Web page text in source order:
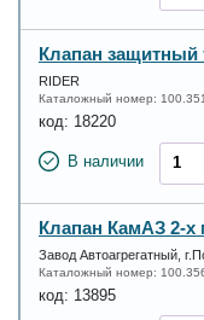
Клапан защитный
RIDER
Каталожный номер:
код: 18220
В наличии
Клапан КамАЗ 2-
Завод Автоагрегатный,
Каталожный номер:
код: 13895